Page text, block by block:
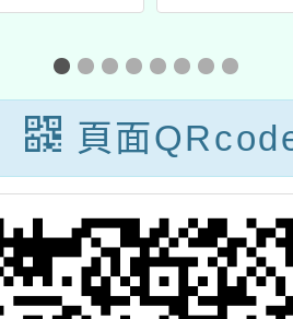
與食品
班」課
頁面